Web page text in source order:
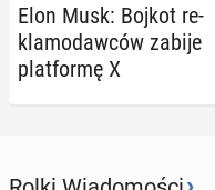
Elon Musk: Bojkot re­
kla­mo­daw­ców zabije
plat­for­mę X